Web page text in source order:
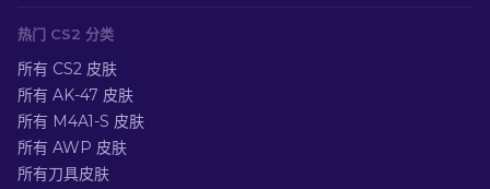
热门 CS2 分类
所有 CS2 皮肤
所有 AK-47 皮肤
所有 M4A1-S 皮肤
所有 AWP 皮肤
所有刀具皮肤